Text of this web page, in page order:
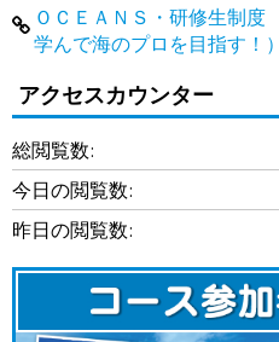
ＯＣＥＡＮＳ・研
学んで海のプロを目指す！）
アクセスカウンター
総閲覧数:
今日の閲覧数:
昨日の閲覧数: